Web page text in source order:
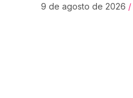
9 de agosto de 2026